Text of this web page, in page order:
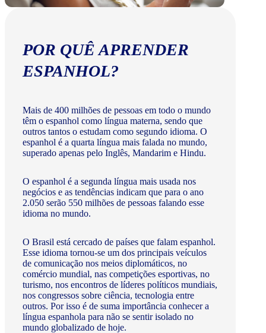
POR QUÊ APRENDER
ESPANHOL?
Mais de 400 milhões de pessoas em todo o mundo
têm o espanhol como língua materna, sendo que
outros tantos o estudam como segundo idioma. O
espanhol é a quarta língua mais falada no mundo,
superado apenas pelo Inglês, Mandarim e Hindu.
O espanhol é a segunda língua mais usada nos
negócios e as tendências indicam que para o ano
2.050 serão 550 milhões de pessoas falando esse
idioma no mundo.
O Brasil está cercado de países que falam espanhol.
Esse idioma tornou-se um dos principais veículos
de comunicação nos meios diplomáticos, no
comércio mundial, nas competições esportivas, no
turismo, nos encontros de líderes políticos mundiais,
nos congressos sobre ciência, tecnologia entre
outros. Por isso é de suma importância conhecer a
língua espanhola para não se sentir isolado no
mundo globalizado de hoje.